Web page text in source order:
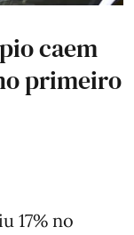
caem
primeiro
17% no